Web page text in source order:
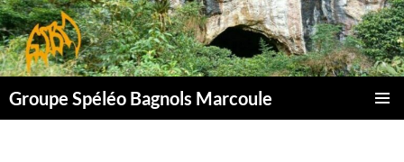
Aller
au
contenu
Groupe Spéléo Bagnols Marcoule